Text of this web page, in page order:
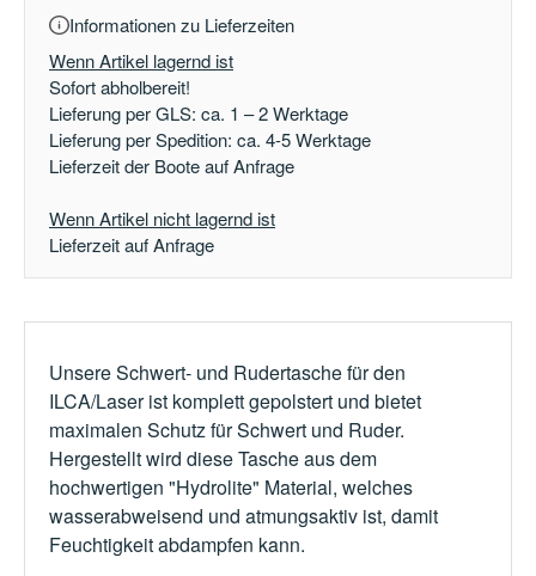
Informationen zu Lieferzeiten
Wenn Artikel lagernd ist
Sofort abholbereit!
Lieferung per GLS: ca. 1 – 2 Werktage
Lieferung per Spedition: ca. 4-5 Werktage
Lieferzeit der Boote auf Anfrage
Wenn Artikel nicht lagernd ist
Lieferzeit auf Anfrage
Unsere Schwert- und Rudertasche für den
ILCA/Laser ist komplett gepolstert und bietet
maximalen Schutz für Schwert und Ruder.
Hergestellt wird diese Tasche aus dem
hochwertigen "Hydrolite" Material, welches
wasserabweisend und atmungsaktiv ist, damit
Feuchtigkeit abdampfen kann.